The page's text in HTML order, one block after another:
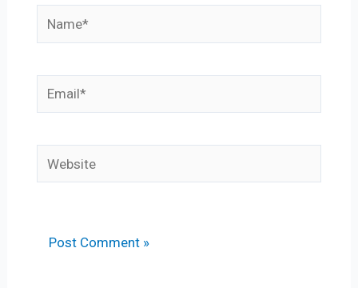
Name*
Email*
Website